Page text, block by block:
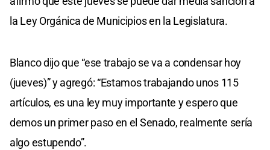
la Ley Orgánica de Municipios en la Legislatura.
Blanco dijo que “ese trabajo se va a condensar hoy
(jueves)” y agregó: “Estamos trabajando unos 115
artículos, es una ley muy importante y espero que
demos un primer paso en el Senado, realmente sería
algo estupendo”.